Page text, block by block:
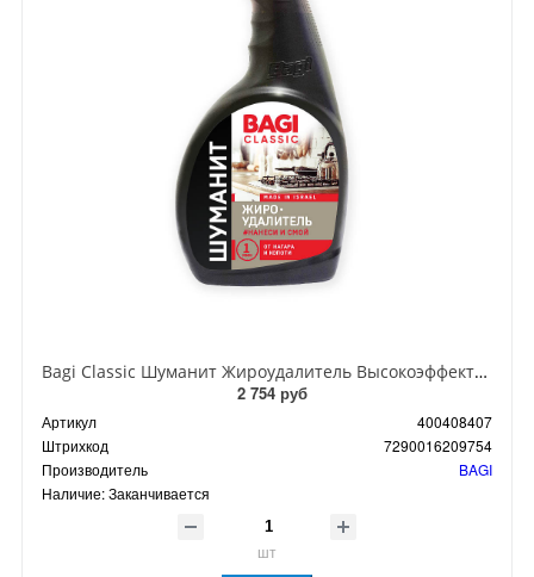
Bagi Classic Шуманит Жироудалитель Высокоэффективный спрей от нагара и копоти 400 мл
2 754 руб
Артикул
400408407
Штрихкод
7290016209754
Производитель
BAGI
Наличие:Заканчивается
шт